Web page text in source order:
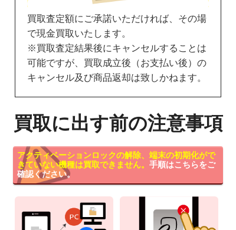
買取査定額にご承諾いただければ、その場
で現金買取いたします。
※買取査定結果後にキャンセルすることは
可能ですが、買取成立後（お支払い後）の
キャンセル及び商品返却は致しかねます。
買取に出す前の注意事項
アクティベーションロックの解除、端末の初期化がで
きていない機種は買取できません。 手順はこちらをご
確認ください。